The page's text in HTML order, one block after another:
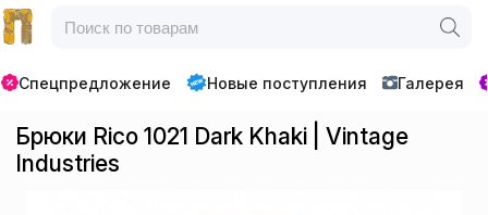
Спецпредложение Новые поступления Галерея
Брюки Rico 1021 Dark Khaki | Vintage
Industries